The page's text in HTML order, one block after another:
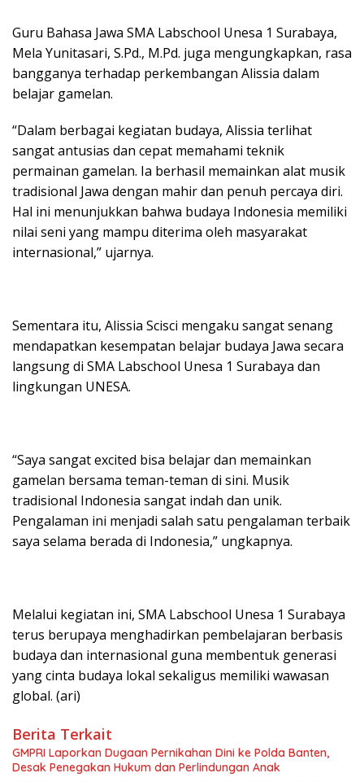
Guru Bahasa Jawa SMA Labschool Unesa 1 Surabaya,
Mela Yunitasari, S.Pd., M.Pd. juga mengungkapkan, rasa
bangganya terhadap perkembangan Alissia dalam
belajar gamelan.
“Dalam berbagai kegiatan budaya, Alissia terlihat
sangat antusias dan cepat memahami teknik
permainan gamelan. Ia berhasil memainkan alat musik
tradisional Jawa dengan mahir dan penuh percaya diri.
Hal ini menunjukkan bahwa budaya Indonesia memiliki
nilai seni yang mampu diterima oleh masyarakat
internasional,” ujarnya.
Sementara itu, Alissia Scisci mengaku sangat senang
mendapatkan kesempatan belajar budaya Jawa secara
langsung di SMA Labschool Unesa 1 Surabaya dan
lingkungan UNESA.
“Saya sangat excited bisa belajar dan memainkan
gamelan bersama teman-teman di sini. Musik
tradisional Indonesia sangat indah dan unik.
Pengalaman ini menjadi salah satu pengalaman terbaik
saya selama berada di Indonesia,” ungkapnya.
Melalui kegiatan ini, SMA Labschool Unesa 1 Surabaya
terus berupaya menghadirkan pembelajaran berbasis
budaya dan internasional guna membentuk generasi
yang cinta budaya lokal sekaligus memiliki wawasan
global. (ari)
Berita Terkait
GMPRI Laporkan Dugaan Pernikahan Dini ke Polda Banten,
Desak Penegakan Hukum dan Perlindungan Anak